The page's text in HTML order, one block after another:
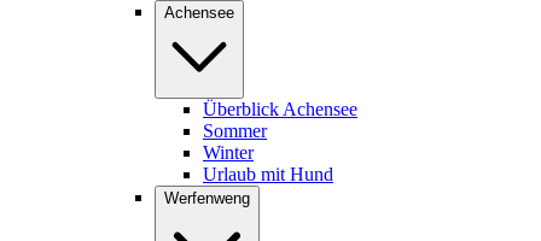
Achensee
Überblick Achensee
Sommer
Winter
Urlaub mit Hund
Werfenweng